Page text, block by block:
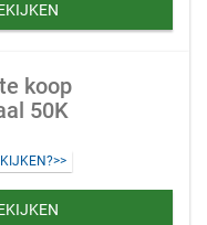
koop
50K